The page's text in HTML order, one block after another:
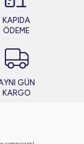
KAPIDA
ÖDEME
GÜN
KARGO